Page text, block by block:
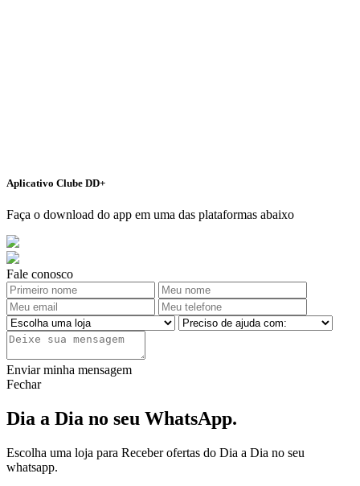
Aplicativo Clube DD+
Faça o download do app em uma das plataformas abaixo
Fale conosco
Enviar minha mensagem
Fechar
Dia a Dia no seu WhatsApp.
Escolha uma loja para Receber ofertas do Dia a Dia no seu
whatsapp.